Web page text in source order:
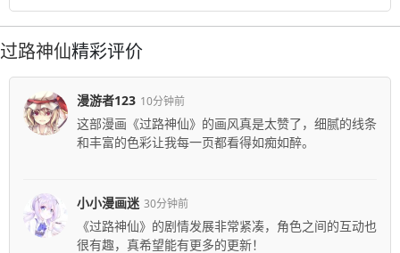
过路神仙精彩评价
漫游者123 10分钟前
这部漫画《过路神仙》的画风真是太赞了，细腻的线条
和丰富的色彩让我每一页都看得如痴如醉。
小小漫画迷 30分钟前
《过路神仙》的剧情发展非常紧凑，角色之间的互动也
很有趣，真希望能有更多的更新！